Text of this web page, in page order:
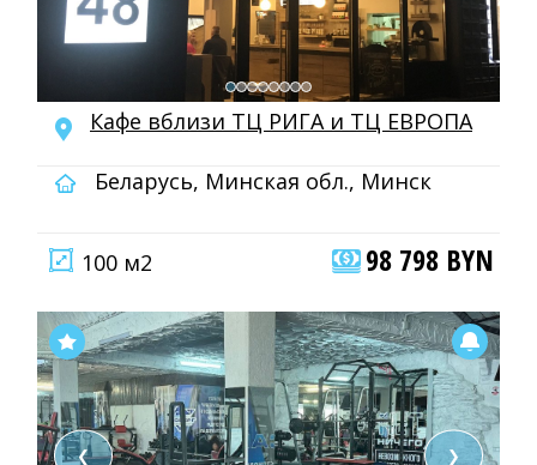
Кафе вблизи ТЦ РИГА и ТЦ ЕВРОПА
Беларусь, Минская обл., Минск
100 м2 98 798 BYN
❮ ❯